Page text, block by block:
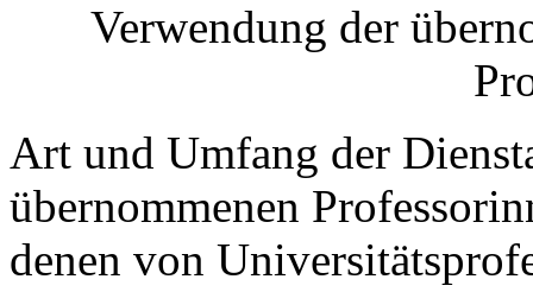
Verwendung der
Art und Umfang der
übernommenen
denen von